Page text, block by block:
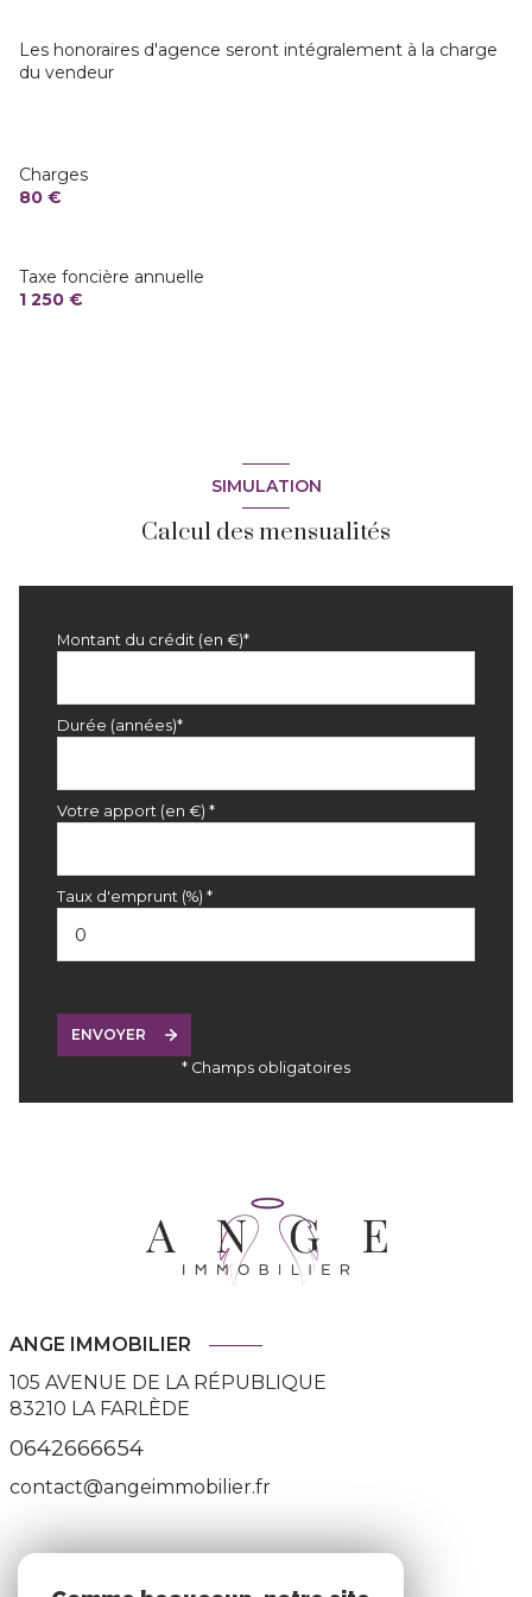
interphone
Les honoraires d'agence seront intégralement à la charge
du vendeur
Charges
80 €
Taxe foncière annuelle
1 250 €
SIMULATION
Calcul des mensualités
Montant du crédit (en €)*
Durée (années)*
Votre apport (en €) *
Taux d'emprunt (%) *
ENVOYER
* Champs obligatoires
ANGE IMMOBILIER
105 AVENUE DE LA RÉPUBLIQUE
83210 LA FARLÈDE
0642666654
contact@angeimmobilier.fr